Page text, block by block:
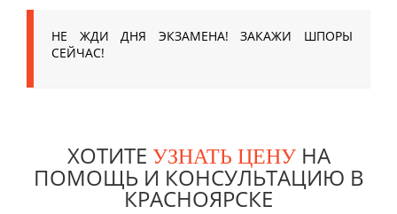
НЕ ЖДИ ДНЯ ЭКЗАМЕНА! ЗАКАЖИ ШПОРЫ
СЕЙЧАС!
ХОТИТЕ УЗНАТЬ ЦЕНУНА
ПОМОЩЬ И КОНСУЛЬТАЦИЮ В
КРАСНОЯРСКЕ